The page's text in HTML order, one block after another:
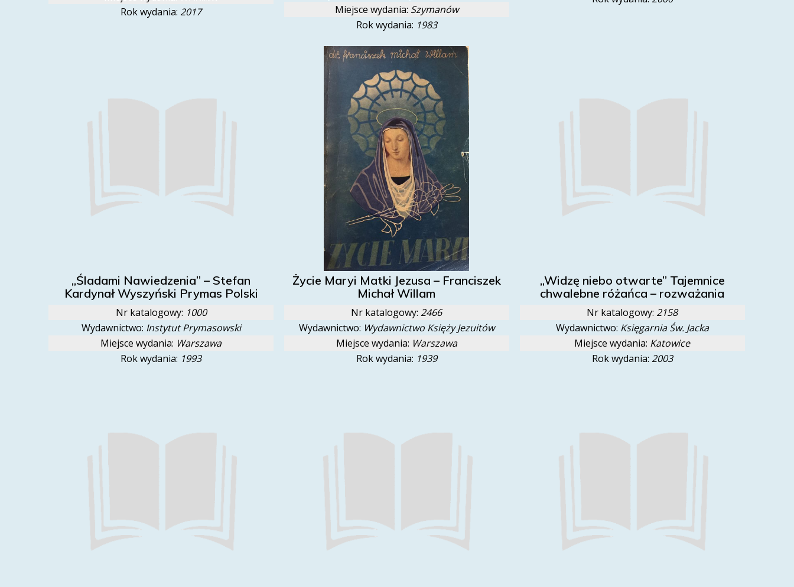
Rok wydania: 2017
Miejsce wydania: Szymanów
Rok wydania: 1983
„Śladami Nawiedzenia” – Stefan
Kardynał Wyszyński Prymas Polski
Nr katalogowy: 1000
Wydawnictwo: Instytut Prymasowski
Miejsce wydania: Warszawa
Rok wydania: 1993
Życie Maryi Matki Jezusa – Franciszek
Michał Willam
Nr katalogowy: 2466
Wydawnictwo: Wydawnictwo Księży Jezuitów
Miejsce wydania: Warszawa
Rok wydania: 1939
„Widzę niebo otwarte” Tajemnice
chwalebne różańca – rozważania
Nr katalogowy: 2158
Wydawnictwo: Księgarnia Św. Jacka
Miejsce wydania: Katowice
Rok wydania: 2003